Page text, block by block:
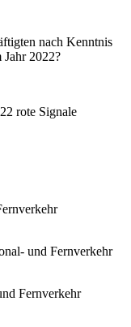
nach Kenntnis
Jahr 2022?
rote Signale
und Fernverkehr
Fernverkehr